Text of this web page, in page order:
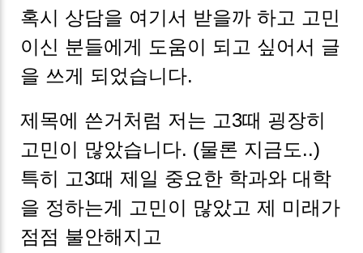
혹시 상담을 여기서 받을까 하고 고민
이신 분들에게 도움이 되고 싶어서 글
을 쓰게 되었습니다.
제목에 쓴거처럼 저는 고3때 굉장히
고민이 많았습니다. (물론 지금도..)
특히 고3때 제일 중요한 학과와 대학
을 정하는게 고민이 많았고 제 미래가
점점 불안해지고